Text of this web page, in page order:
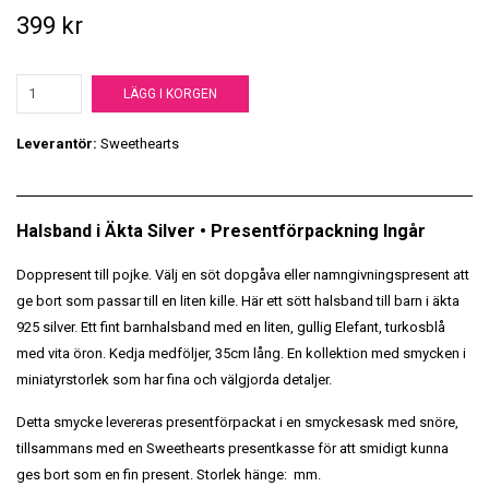
399 kr
LÄGG I KORGEN
Leverantör: Sweethearts
Halsband i Äkta Silver • Presentförpackning Ingår
Doppresent till pojke. Välj en söt dopgåva eller namngivningspresent att
ge bort som passar till en liten kille. Här ett sött halsband till barn i äkta
925 silver. Ett fint barnhalsband med en liten, gullig Elefant, turkosblå
med vita öron. Kedja medföljer, 35cm lång. En kollektion med smycken i
miniatyrstorlek som har fina och välgjorda detaljer.
Detta smycke levereras presentförpackat i en smyckesask med snöre,
tillsammans med en Sweethearts presentkasse för att smidigt kunna
ges bort som en fin present. Storlek hänge: mm.